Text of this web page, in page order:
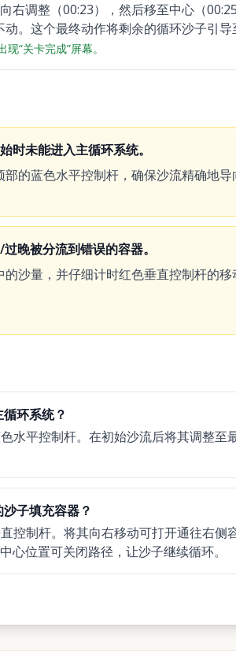
右调整（00:23），然后移至中心（
。这个最终动作将剩余的循环沙子引导
“关卡完成”屏幕。
时未能进入主循环系统。
的蓝色水平控制杆，确保沙流精确地导
晚被分流到错误的容器。
的沙量，并仔细计时红色垂直控制杆的
环系统？
水平控制杆。在初始沙流后将其调整至
子填充容器？
控制杆。将其向右移动可打开通往右侧
心位置可关闭路径，让沙子继续循环。